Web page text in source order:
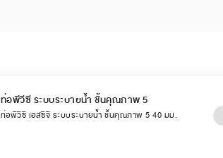
ท่อพีวีซี ระบบระบายน้ำ ชั้นคุณภาพ 5
ท่อพีวีซี เอสซีจี ระบบระบายน้ำ ชั้นคุณภาพ 5 40 มม.